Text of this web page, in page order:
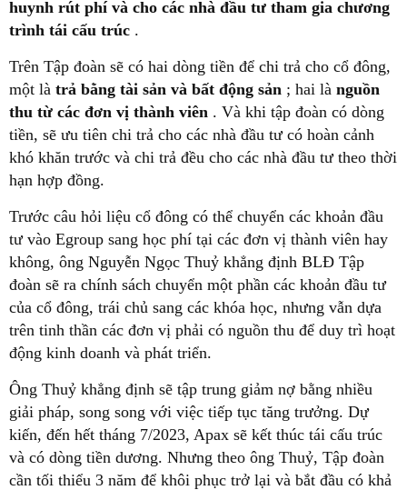
huynh rút phí và cho các nhà đầu tư tham gia chương
trình tái cấu trúc .
Trên Tập đoàn sẽ có hai dòng tiền để chi trả cho cổ đông,
một là trả bằng tài sản và bất động sản ; hai là nguồn
thu từ các đơn vị thành viên . Và khi tập đoàn có dòng
tiền, sẽ ưu tiên chi trả cho các nhà đầu tư có hoàn cảnh
khó khăn trước và chi trả đều cho các nhà đầu tư theo thời
hạn hợp đồng.
Trước câu hỏi liệu cổ đông có thể chuyển các khoản đầu
tư vào Egroup sang học phí tại các đơn vị thành viên hay
không, ông Nguyễn Ngọc Thuỷ khẳng định BLĐ Tập
đoàn sẽ ra chính sách chuyển một phần các khoản đầu tư
của cổ đông, trái chủ sang các khóa học, nhưng vẫn dựa
trên tinh thần các đơn vị phải có nguồn thu để duy trì hoạt
động kinh doanh và phát triển.
Ông Thuỷ khẳng định sẽ tập trung giảm nợ bằng nhiều
giải pháp, song song với việc tiếp tục tăng trưởng. Dự
kiến, đến hết tháng 7/2023, Apax sẽ kết thúc tái cấu trúc
và có dòng tiền dương. Nhưng theo ông Thuỷ, Tập đoàn
cần tối thiểu 3 năm để khôi phục trở lại và bắt đầu có khả